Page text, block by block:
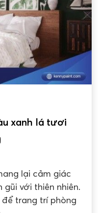
xanh lá tươi
lại cảm giác
với thiên nhiên.
trang trí phòng